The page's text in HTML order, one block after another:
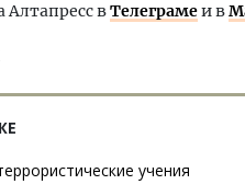
вТелеграмеи в
учения